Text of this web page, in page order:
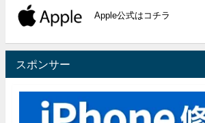
Apple公式はコチラ
スポンサー